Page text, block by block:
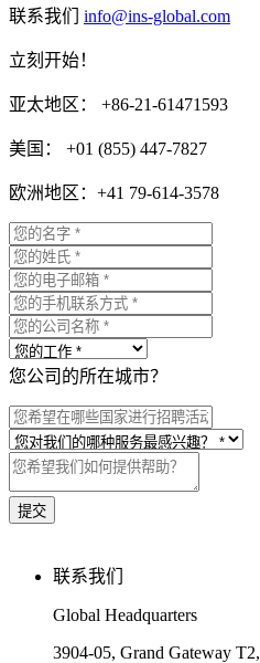
联系我们 info@ins-global.com
立刻开始！
亚太地区： +86-21-61471593
美国： +01 (855) 447-7827
欧洲地区：+41 79-614-3578
您公司的所在城市？
联系我们
Global Headquarters
3904-05, Grand Gateway T2,